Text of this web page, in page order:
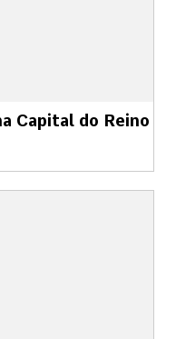
Capital do Reino